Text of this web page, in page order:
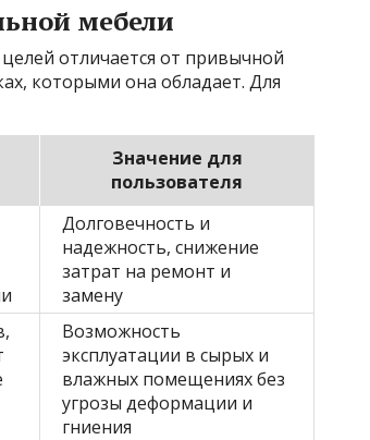
мебели
отличается от привычной
которыми она обладает. Для
Значение для
пользователя
Долговечность и
надежность, снижение
затрат на ремонт и
замену
Возможность
эксплуатации в сырых и
влажных помещениях без
угрозы деформации и
гниения